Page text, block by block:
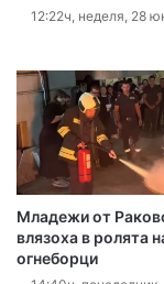
12:22ч, неделя, 28
Младежи от
влязоха в ролята
огнеборци